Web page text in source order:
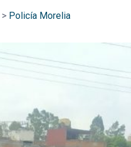
> Policía Morelia